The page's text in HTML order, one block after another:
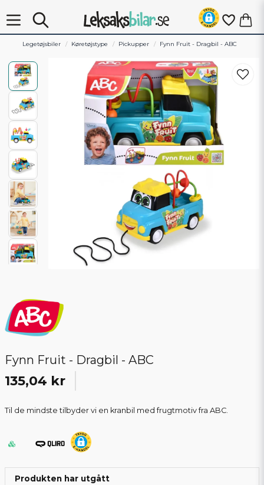
Legetøjsbiler Køretøjstype Pickupper Fynn Fruit - Dragbil - ABC
Fynn Fruit - Dragbil - ABC
135,04 kr
Til de mindste tilbyder vi en kranbil med frugtmotiv fra ABC.
Produkten har utgått